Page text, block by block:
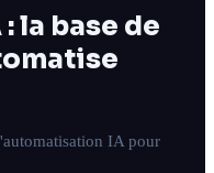
la base de
IA pour